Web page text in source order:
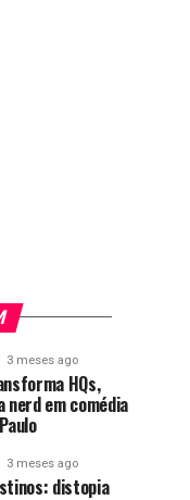
3 meses ago
HQs,
em comédia
3 meses ago
distopia